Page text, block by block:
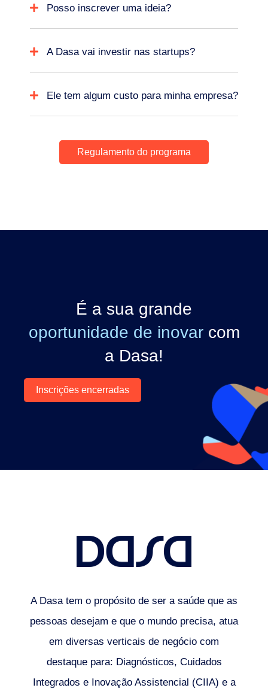
Posso inscrever uma ideia?
A Dasa vai investir nas startups?
Ele tem algum custo para minha empresa?
Regulamento do programa
É a sua grande
oportunidade de inovar com
a Dasa!
Inscrições encerradas
A Dasa tem o propósito de ser a saúde que as
pessoas desejam e que o mundo precisa, atua
em diversas verticais de negócio com
destaque para: Diagnósticos, Cuidados
Integrados e Inovação Assistencial (CIIA) e a